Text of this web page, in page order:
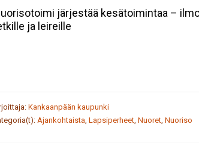
järjestää kesätoimintaa –
ja leireille
Kankaanpään kaupunki
Ajankohtaista Lapsiperheet, Nuoret, Nuoriso